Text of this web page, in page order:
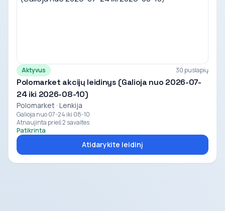
Aktyvus 30 puslapių
Polomarket akcijų leidinys (Galioja nuo 2026-07-
24 iki 2026-08-10)
Polomarket · Lenkija
Galioja nuo 07-24 iki 08-10
Atnaujinta prieš 2 savaites
Patikrinta
Atidarykite leidinį